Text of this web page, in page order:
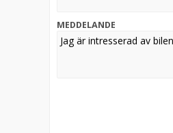
MEDDELANDE